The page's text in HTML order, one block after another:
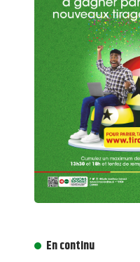
En continu